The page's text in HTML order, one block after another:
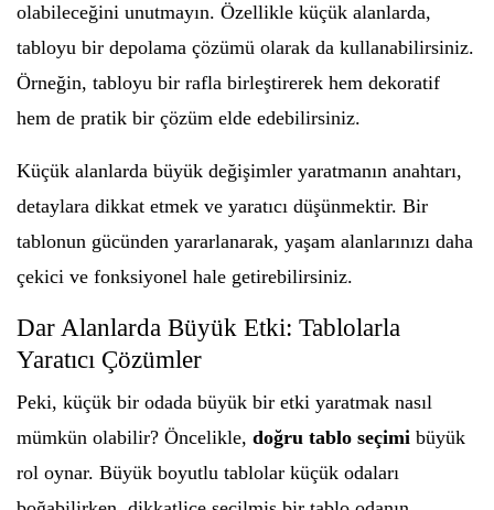
olabileceğini unutmayın. Özellikle küçük alanlarda,
tabloyu bir depolama çözümü olarak da kullanabilirsiniz.
Örneğin, tabloyu bir rafla birleştirerek hem dekoratif
hem de pratik bir çözüm elde edebilirsiniz.
Küçük alanlarda büyük değişimler yaratmanın anahtarı,
detaylara dikkat etmek ve yaratıcı düşünmektir. Bir
tablonun gücünden yararlanarak, yaşam alanlarınızı daha
çekici ve fonksiyonel hale getirebilirsiniz.
Dar Alanlarda Büyük Etki: Tablolarla
Yaratıcı Çözümler
Peki, küçük bir odada büyük bir etki yaratmak nasıl
mümkün olabilir? Öncelikle, doğru tablo seçimi büyük
rol oynar. Büyük boyutlu tablolar küçük odaları